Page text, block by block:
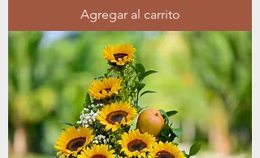
Agregar al carrito